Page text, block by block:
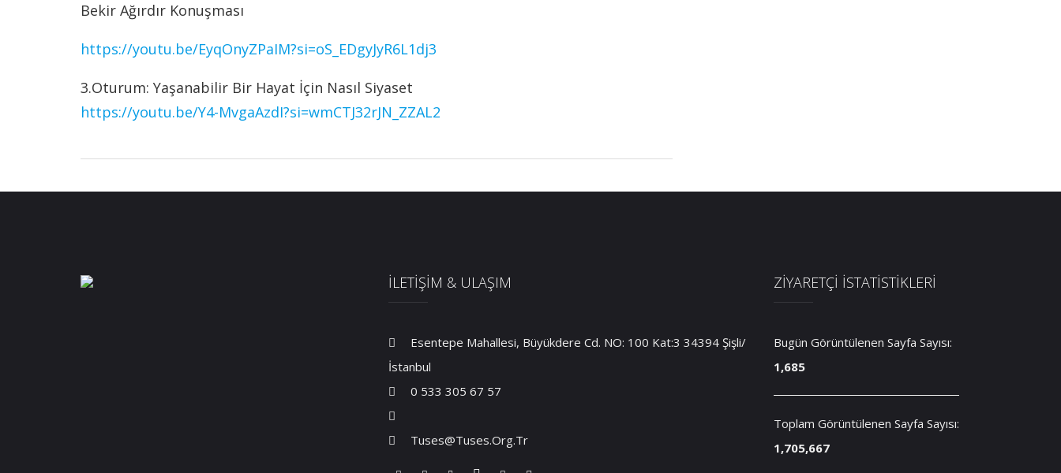
Bekir Ağırdır Konuşması
https://youtu.be/EyqOnyZPaIM?si=oS_EDgyJyR6L1dj3
3.Oturum: Yaşanabilir Bir Hayat İçin Nasıl Siyaset
https://youtu.be/Y4-MvgaAzdI?si=wmCTJ32rJN_ZZAL2
İLETİŞİM & ULAŞIM
Esentepe Mahallesi, Büyükdere Cd. NO: 100 Kat:3 34394 Şişli/
İstanbul
0 533 305 67 57
Tuses@tuses.org.tr
ZİYARETÇİ İSTATİSTİKLERİ
Bugün Görüntülenen Sayfa Sayısı:
1,685
Toplam Görüntülenen Sayfa Sayısı:
1,705,667